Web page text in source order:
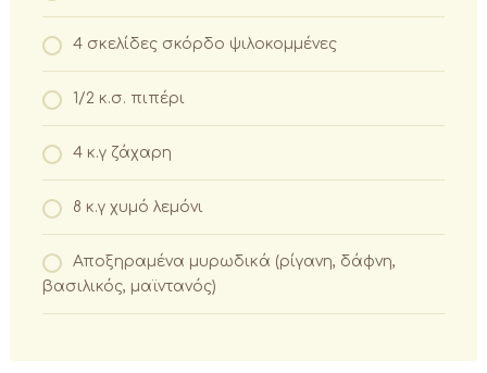
4 σκελίδες σκόρδο ψιλοκομμένες
1/2 κ.σ. πιπέρι
4 κ.γ ζάχαρη
8 κ.γ χυμό λεμόνι
Αποξηραμένα μυρωδικά (ρίγανη, δάφνη,
βασιλικός, μαϊντανός)